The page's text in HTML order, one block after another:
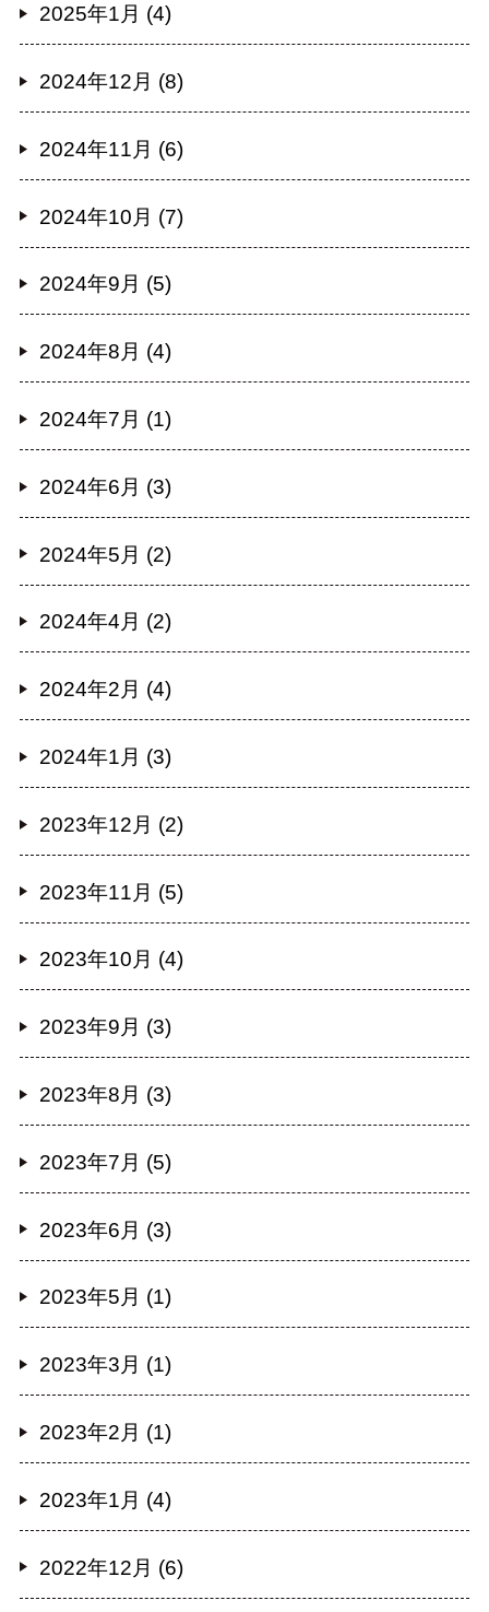
2025年1月 (4)
2024年12月 (8)
2024年11月 (6)
2024年10月 (7)
2024年9月 (5)
2024年8月 (4)
2024年7月 (1)
2024年6月 (3)
2024年5月 (2)
2024年4月 (2)
2024年2月 (4)
2024年1月 (3)
2023年12月 (2)
2023年11月 (5)
2023年10月 (4)
2023年9月 (3)
2023年8月 (3)
2023年7月 (5)
2023年6月 (3)
2023年5月 (1)
2023年3月 (1)
2023年2月 (1)
2023年1月 (4)
2022年12月 (6)